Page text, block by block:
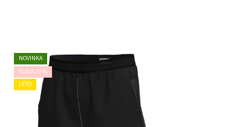
NOVINKA
SLEVA 20 %
LÉTO